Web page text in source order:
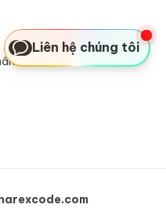
Liên hệ chúng tôi